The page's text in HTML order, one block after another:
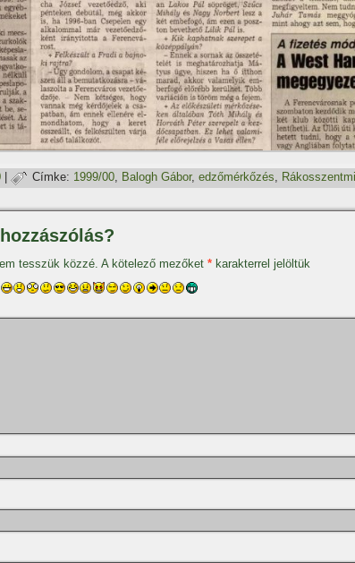
Címke: 1999/00, Balogh Gábor, edzőmérkőzés,
tesszük közzé. A kötelező mezőket * karakterrel jelöltük